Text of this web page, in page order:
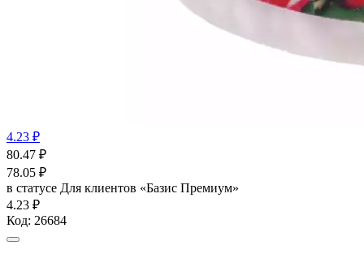
4.23 ₽
80.47 ₽
78.05 ₽
в статусе Для клиентов «Базис Премиум»
4.23 ₽
Код: 26684